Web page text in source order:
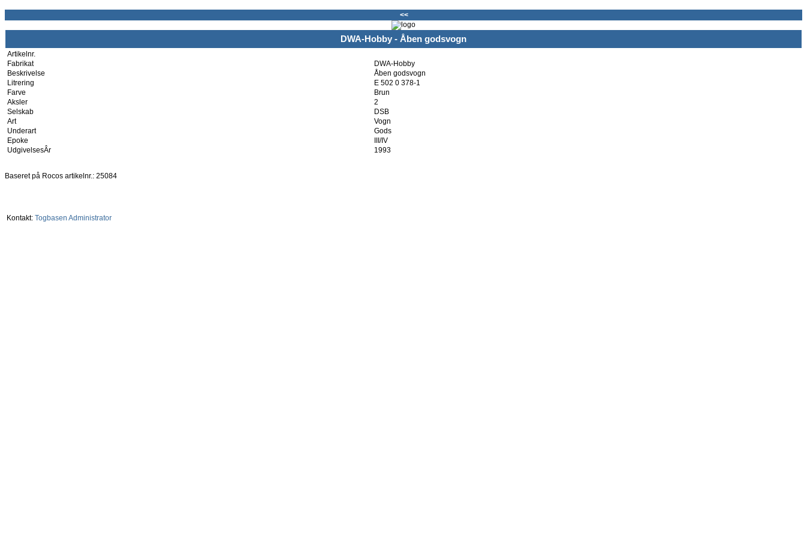
<<
DWA-Hobby - Åben godsvogn
Artikelnr.
Fabrikat
DWA-Hobby
Beskrivelse
Åben godsvogn
Litrering
E 502 0 378-1
Farve
Brun
Aksler
2
Selskab
DSB
Art
Vogn
Underart
Gods
Epoke
III/IV
UdgivelsesÂr
1993
Baseret på Rocos artikelnr.: 25084
Kontakt: Togbasen Administrator